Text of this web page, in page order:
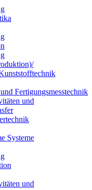
Fertigungsmesstechnik
und
Systeme
und